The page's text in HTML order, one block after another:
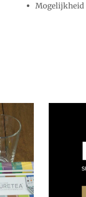
Mogelijkheid